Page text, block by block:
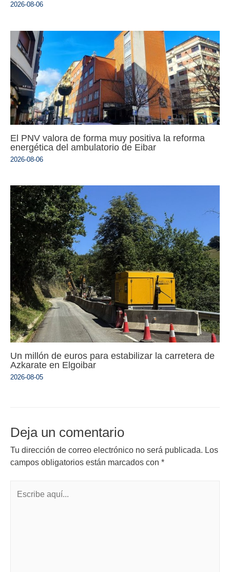
2026-08-06
El PNV valora de forma muy positiva la reforma
energética del ambulatorio de Eibar
2026-08-06
Un millón de euros para estabilizar la carretera de
Azkarate en Elgoibar
2026-08-05
Deja un comentario
Tu dirección de correo electrónico no será publicada. Los
campos obligatorios están marcados con *